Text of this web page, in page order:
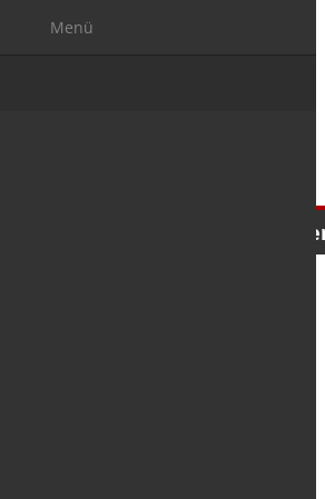
Menü